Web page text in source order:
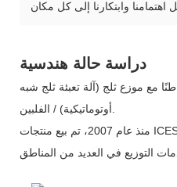
دراسة حالة هندسية
آلة تصنيع أنابيب الثلج سعة 30 طنًا مع موزع ثلج (آلة تعبئة ثلج شبه
منذ عام 2007، تم بيع منتجات ICESTA إلى أكثر من 80 دولة حول